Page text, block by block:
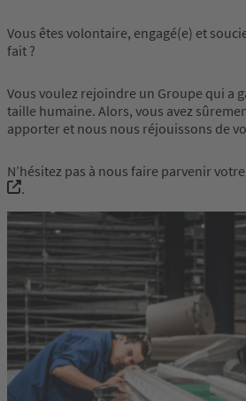
Vous êtes volontaire, engagé(e) et
fait ?
Vous voulez rejoindre un Groupe qui a
taille humaine. Alors, vous avez
apporter et nous nous réjouissons de
N’hésitez pas à nous faire parvenir votre
.